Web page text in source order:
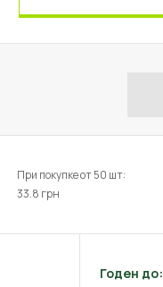
При покупке от 50 шт:
33.8 грн
Годен до: